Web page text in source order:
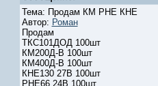
Тема: Продам КМ РНЕ КНЕ
Автор: Роман
Продам
ТКС101ДОД 100шт
КМ200Д-В 100шт
КМ400Д-В 100шт
КНЕ130 27В 100шт
РНЕ66 24В 100шт